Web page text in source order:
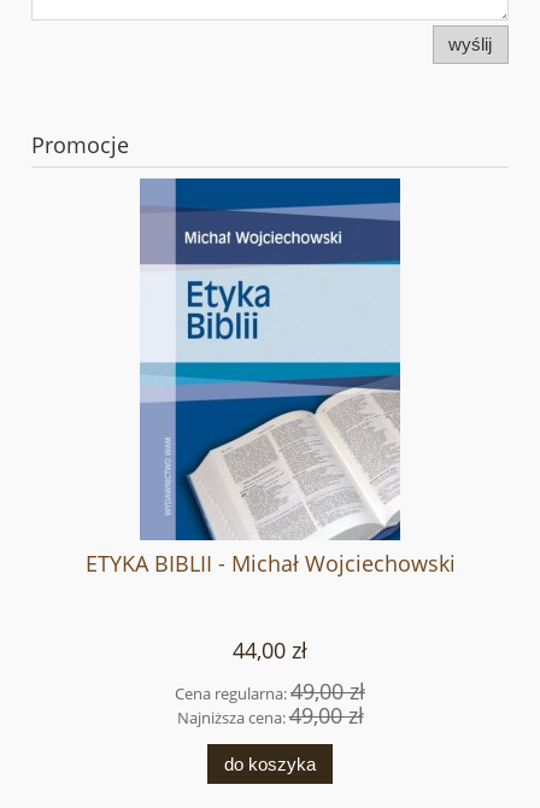
wyślij
Promocje
ETYKA BIBLII - Michał Wojciechowski
44,00 zł
Cena regularna:49,00 zł
Najniższa cena:49,00 zł
do koszyka